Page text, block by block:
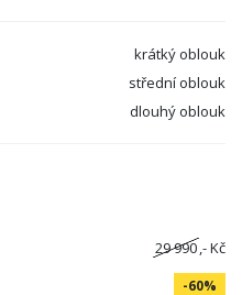
krátký oblouk
střední oblouk
dlouhý oblouk
29 990,- Kč
-60%